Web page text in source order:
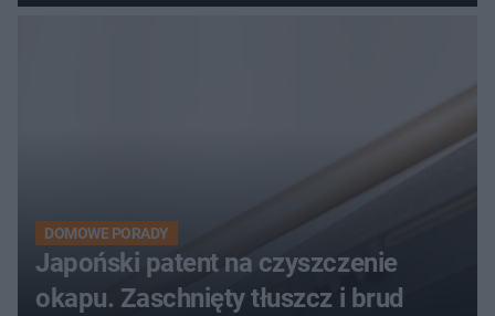
DOMOWE PORADY
Japoński patent na czyszczenie
okapu. Zaschnięty tłuszcz i brud